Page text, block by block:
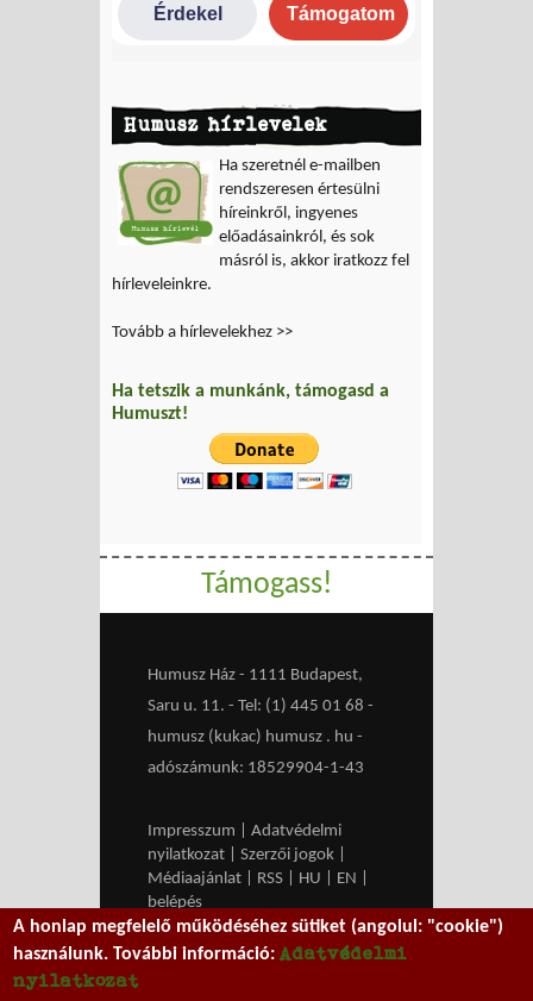
Humusz hírlevelek
Ha szeretnél e-mailben
rendszeresen értesülni
híreinkről, ingyenes
előadásainkról, és sok
másról is, akkor iratkozz fel
hírleveleinkre.
Tovább a hírlevelekhez >>
Ha tetszik a munkánk, támogasd a
Humuszt!
Támogass!
Humusz Ház - 1111 Budapest,
Saru u. 11. - Tel: (1) 445 01 68 -
humusz (kukac) humusz . hu -
adószámunk: 18529904-1-43
Impresszum
Adatvédelmi
nyilatkozat
Szerzői jogok
Médiaajánlat
RSS HU EN
belépés
We work withMXGuarddog to
prevent spam.
A honlap megfelelő működéséhez sütiket (angolul: "cookie")
használunk. További információ:Adatvédelmi
nyilatkozat